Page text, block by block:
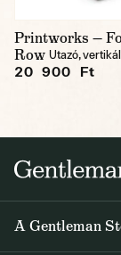
Printworks —
Row Utazó,
20 900 Ft
A Gentleman